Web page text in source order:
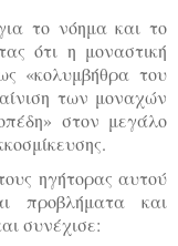
το νόημα και το
ότι η μοναστική
«κολυμβήθρα του
των μοναχών
στον μεγάλο
ηγήτορας αυτού
προβλήματα και
συνέχισε: